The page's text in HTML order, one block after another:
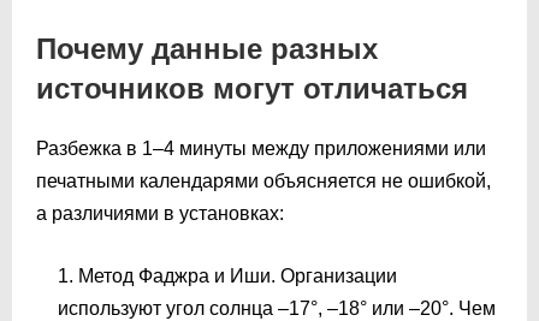
Почему данные разных
источников могут отличаться
Разбежка в 1–4 минуты между приложениями или
печатными календарями объясняется не ошибкой,
а различиями в установках:
Метод Фаджра и Иши. Организации
используют угол солнца –17°, –18° или –20°. Чем